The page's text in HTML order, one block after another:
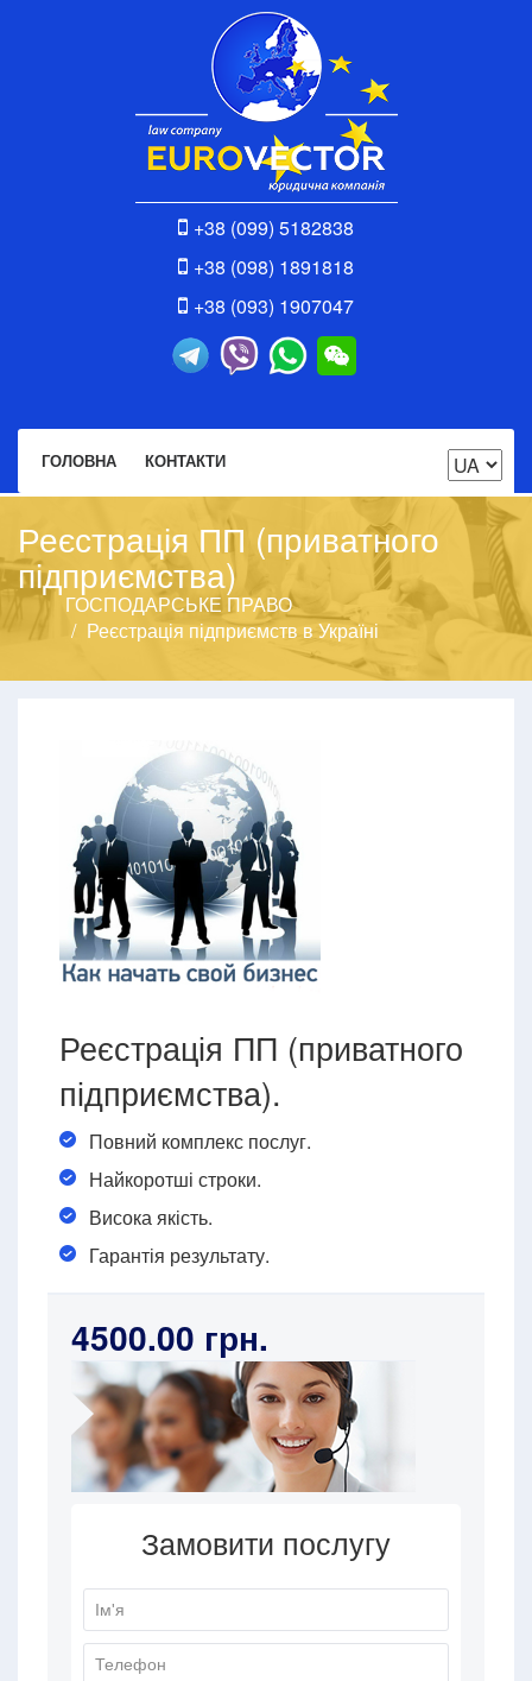
+38 (099) 5182838
+38 (098) 1891818
+38 (093) 1907047
ГОЛОВНА КОНТАКТИ
Реєстрація ПП (приватного
підприємства)
ГОСПОДАРСЬКЕ ПРАВО
Реєстрація підприємств в Україні
Реєстрація ПП (приватного
підприємства).
Повний комплекс послуг.
Найкоротші строки.
Висока якість.
Гарантія результату.
4500.00 грн.